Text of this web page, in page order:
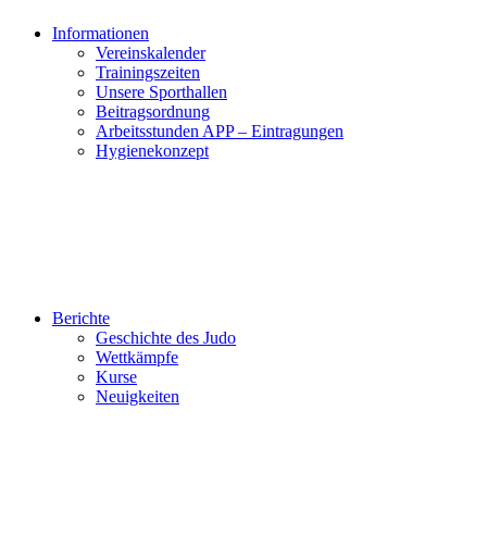
Informationen
Vereinskalender
Trainingszeiten
Unsere Sporthallen
Beitragsordnung
Arbeitsstunden APP – Eintragungen
Hygienekonzept
Berichte
Geschichte des Judo
Wettkämpfe
Kurse
Neuigkeiten